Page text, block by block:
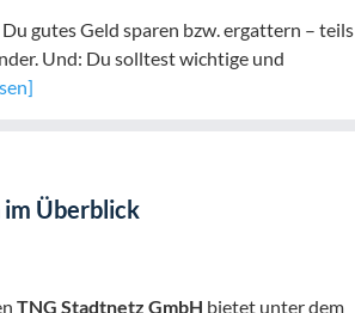
gutes Geld sparen bzw. ergattern – teils
Und: Du solltest wichtige und
im Überblick
TNG Stadtnetz GmbH bietet unter dem